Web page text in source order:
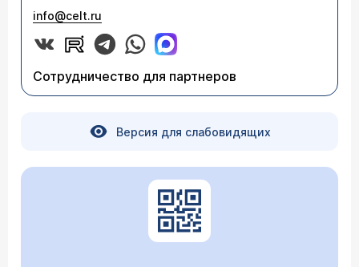
info@celt.ru
Сотрудничество для партнеров
Версия для слабовидящих